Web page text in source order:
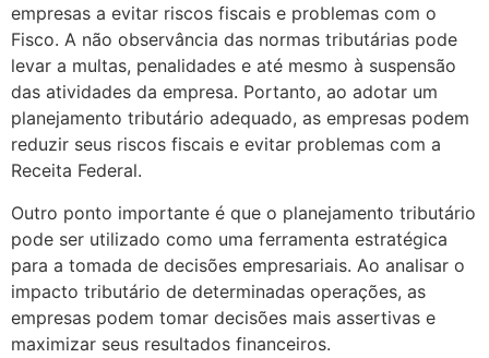
empresas a evitar riscos fiscais e problemas com o
Fisco. A não observância das normas tributárias pode
levar a multas, penalidades e até mesmo à suspensão
das atividades da empresa. Portanto, ao adotar um
planejamento tributário adequado, as empresas podem
reduzir seus riscos fiscais e evitar problemas com a
Receita Federal.
Outro ponto importante é que o planejamento tributário
pode ser utilizado como uma ferramenta estratégica
para a tomada de decisões empresariais. Ao analisar o
impacto tributário de determinadas operações, as
empresas podem tomar decisões mais assertivas e
maximizar seus resultados financeiros.